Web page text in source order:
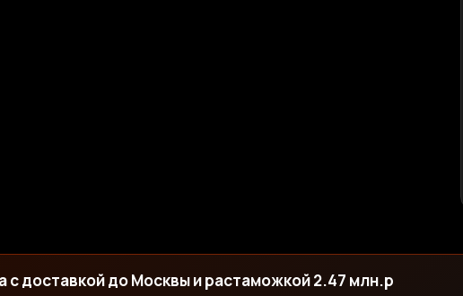
с доставкой до Москвы и растаможкой 2.47 млн.р